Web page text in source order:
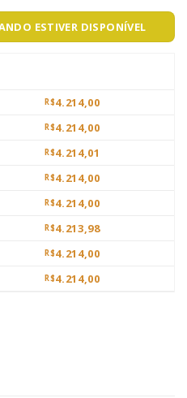
ESTIVER DISPONÍVEL
R$4.214,00
R$4.214,00
R$4.214,01
R$4.214,00
R$4.214,00
R$4.213,98
R$4.214,00
R$4.214,00